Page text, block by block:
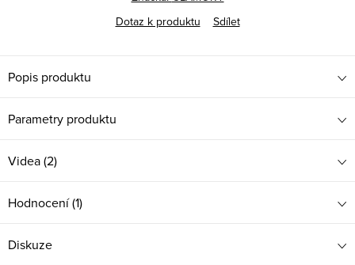
Dotaz k produktu
Sdílet
Popis produktu
Parametry produktu
Videa (2)
Hodnocení (1)
Diskuze